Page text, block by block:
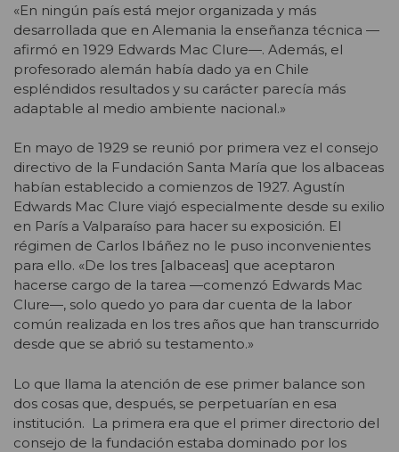
«En ningún país está mejor organizada y más
desarrollada que en Alemania la enseñanza técnica —
afirmó en 1929 Edwards Mac Clure—. Además, el
profesorado alemán había dado ya en Chile
espléndidos resultados y su carácter parecía más
adaptable al medio ambiente nacional.»
En mayo de 1929 se reunió por primera vez el consejo
directivo de la Fundación Santa María que los albaceas
habían establecido a comienzos de 1927. Agustín
Edwards Mac Clure viajó especialmente desde su exilio
en París a Valparaíso para hacer su exposición. El
régimen de Carlos Ibáñez no le puso inconvenientes
para ello. «De los tres [albaceas] que aceptaron
hacerse cargo de la tarea —comenzó Edwards Mac
Clure—, solo quedo yo para dar cuenta de la labor
común realizada en los tres años que han transcurrido
desde que se abrió su testamento.»
Lo que llama la atención de ese primer balance son
dos cosas que, después, se perpetuarían en esa
institución. La primera era que el primer directorio del
consejo de la fundación estaba dominado por los